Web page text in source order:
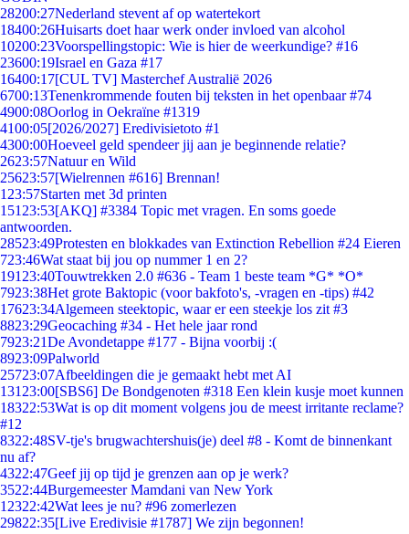
28200:27Nederland stevent af op watertekort
18400:26Huisarts doet haar werk onder invloed van alcohol
10200:23Voorspellingstopic: Wie is hier de weerkundige? #16
23600:19Israel en Gaza #17
16400:17[CUL TV] Masterchef Australië 2026
6700:13Tenenkrommende fouten bij teksten in het openbaar #74
4900:08Oorlog in Oekraïne #1319
4100:05[2026/2027] Eredivisietoto #1
4300:00Hoeveel geld spendeer jij aan je beginnende relatie?
2623:57Natuur en Wild
25623:57[Wielrennen #616] Brennan!
1 23:57Starten met 3d printen
151 23:53[AKQ] #3384 Topic met vragen. En soms goede
antwoorden.
28523:49Protesten en blokkades van Extinction Rebellion #24 Eieren
723:46Wat staat bij jou op nummer 1 en 2?
191 23:40Touwtrekken 2.0 #636 - Team 1 beste team *G* *O*
7923:38Het grote Baktopic (voor bakfoto's, -vragen en -tips) #42
17623:34Algemeen steektopic, waar er een steekje los zit #3
8823:29Geocaching #34 - Het hele jaar rond
7923:21De Avondetappe #177 - Bijna voorbij :(
8923:09Palworld
25723:07Afbeeldingen die je gemaakt hebt met AI
131 23:00[SBS6] De Bondgenoten #318 Een klein kusje moet kunnen
18322:53Wat is op dit moment volgens jou de meest irritante reclame?
#12
8322:48SV-tje's brugwachtershuis(je) deel #8 - Komt de binnenkant
nu af?
4322:47Geef jij op tijd je grenzen aan op je werk?
3522:44Burgemeester Mamdani van New York
12322:42Wat lees je nu? #96 zomerlezen
29822:35[Live Eredivisie #1787] We zijn begonnen!